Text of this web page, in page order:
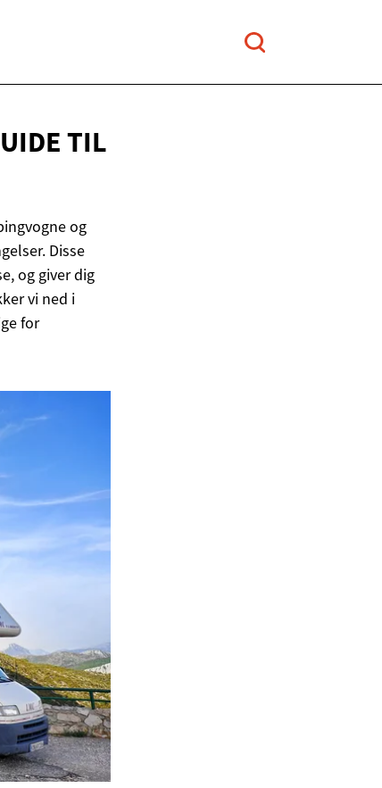
TIL
og
Disse
og giver dig
vi ned i
for